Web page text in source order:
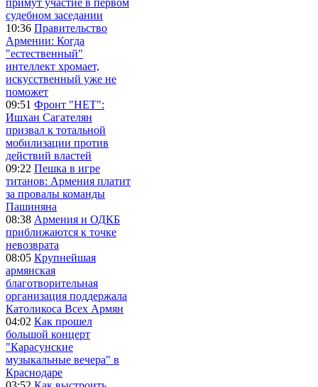
судебном заседании
10:36 Правительство
Армении: Когда
"естественный"
интеллект хромает,
искусственный уже не
поможет
09:51 Фронт "НЕТ":
Ишхан Сагателян
призвал к тотальной
мобилизации против
действий властей
09:22 Пешка в игре
титанов: Армения платит
за провалы команды
Пашиняна
08:38 Армения и ОДКБ
приближаются к точке
невозврата
08:05 Крупнейшая
армянская
благотворительная
организация поддержала
Католикоса Всех Армян
04:02 Как прошел
большой концерт
"Карасунские
музыкальные вечера" в
Краснодаре